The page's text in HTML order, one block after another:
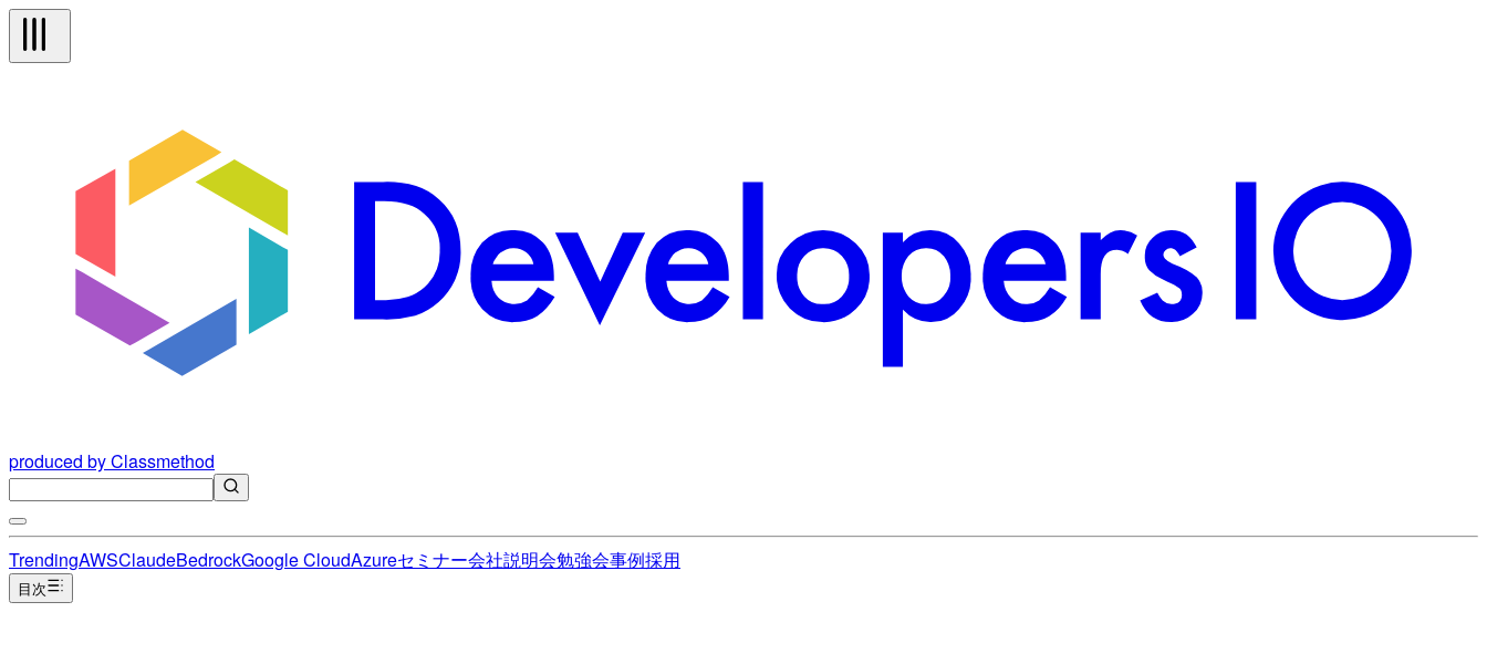
produced by Classmethod
TrendingAWSClaudeBedrockGoogle CloudAzureセミナー会社説明会勉強会事例採用
目次